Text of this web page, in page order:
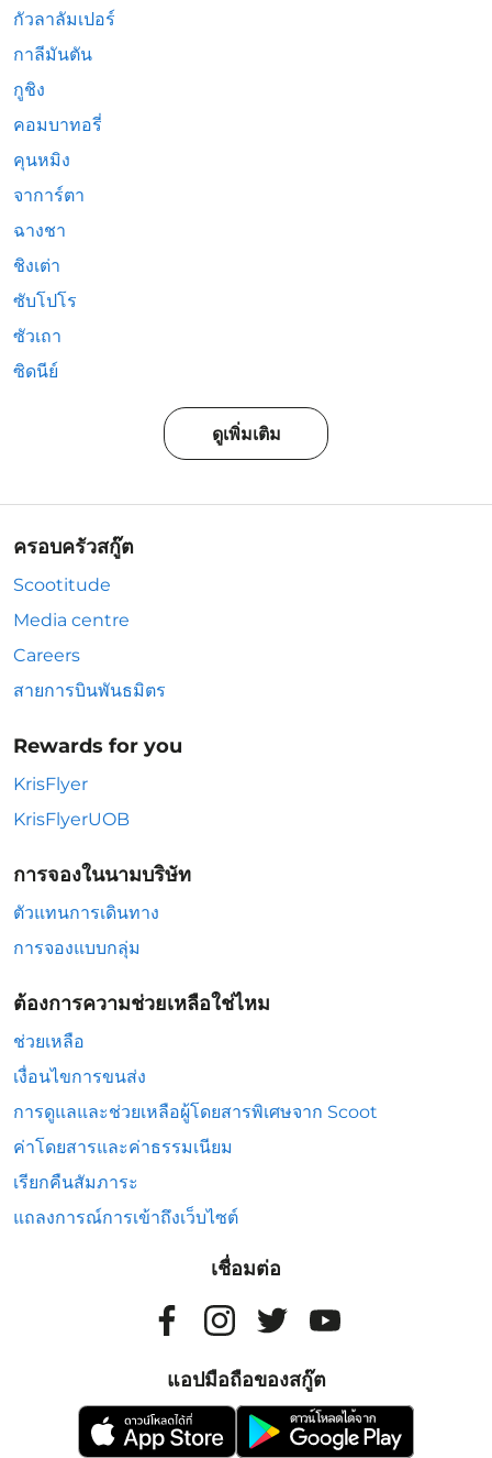
กัวลาลัมเปอร์
กาลีมันตัน
กูชิง
คอมบาทอรี่
คุนหมิง
จาการ์ตา
ฉางชา
ชิงเต่า
ซับโปโร
ซัวเถา
ซิดนีย์
ดูเพิ่มเติม
ครอบครัวสกู๊ต
Scootitude
Media centre
Careers
สายการบินพันธมิตร
Rewards for you
KrisFlyer
KrisFlyerUOB
การจองในนามบริษัท
ตัวแทนการเดินทาง
การจองแบบกลุ่ม
ต้องการความช่วยเหลือใช่ไหม
ช่วยเหลือ
เงื่อนไขการขนส่ง
การดูแลและช่วยเหลือผู้โดยสารพิเศษจาก Scoot
ค่าโดยสารและค่าธรรมเนียม
เรียกคืนสัมภาระ
แถลงการณ์การเข้าถึงเว็บไซต์
เชื่อมต่อ
แอปมือถือของสกู๊ต